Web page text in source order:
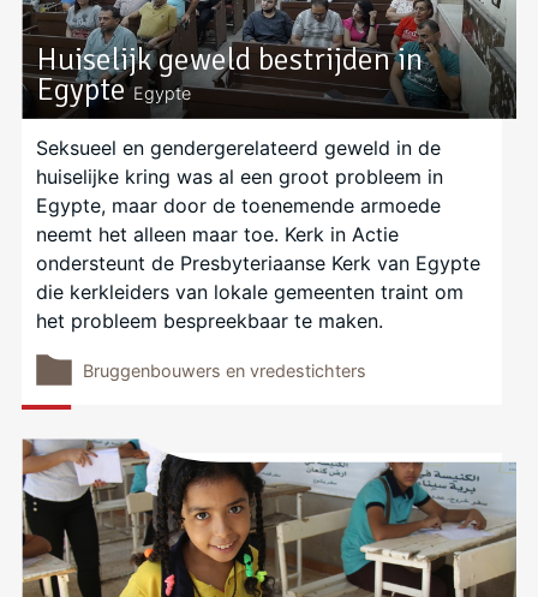
Huiselijk geweld bestrijden in
EgypteEgypte
Seksueel en gendergerelateerd geweld in de
huiselijke kring was al een groot probleem in
Egypte, maar door de toenemende armoede
neemt het alleen maar toe. Kerk in Actie
ondersteunt de Presbyteriaanse Kerk van Egypte
die kerkleiders van lokale gemeenten traint om
het probleem bespreekbaar te maken.
Bruggenbouwers en vredestichters